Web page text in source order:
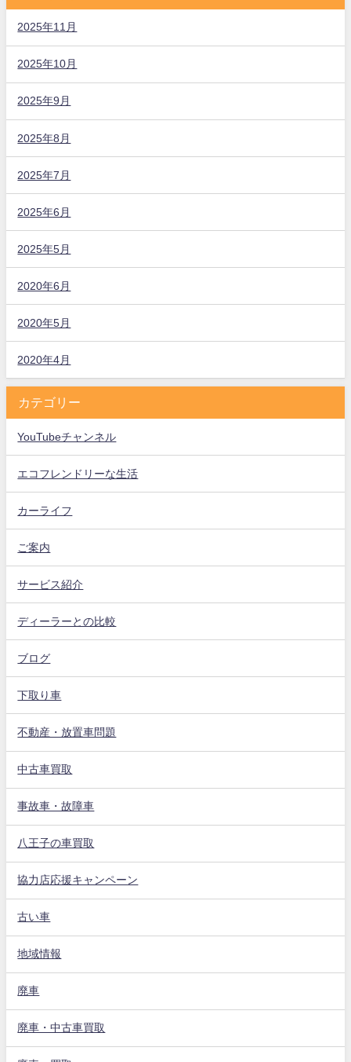
2025年11月
2025年10月
2025年9月
2025年8月
2025年7月
2025年6月
2025年5月
2020年6月
2020年5月
2020年4月
カテゴリー
YouTubeチャンネル
エコフレンドリーな生活
カーライフ
ご案内
サービス紹介
ディーラーとの比較
ブログ
下取り車
不動産・放置車問題
中古車買取
事故車・故障車
八王子の車買取
協力店応援キャンペーン
古い車
地域情報
廃車
廃車・中古車買取